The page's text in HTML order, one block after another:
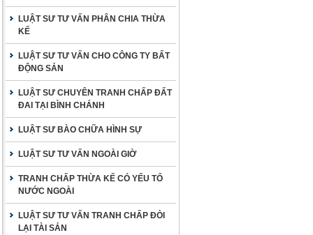
LUẬT SƯ TƯ VẤN PHÂN CHIA THỪA
KẾ
LUẬT SƯ TƯ VẤN CHO CÔNG TY BẤT
ĐỘNG SẢN
LUẬT SƯ CHUYÊN TRANH CHẤP ĐẤT
ĐAI TẠI BÌNH CHÁNH
LUẬT SƯ BÀO CHỮA HÌNH SỰ
LUẬT SƯ TƯ VẤN NGOÀI GIỜ
TRANH CHẤP THỪA KẾ CÓ YẾU TỐ
NƯỚC NGOÀI
LUẬT SƯ TƯ VẤN TRANH CHẤP ĐÒI
LẠI TÀI SẢN